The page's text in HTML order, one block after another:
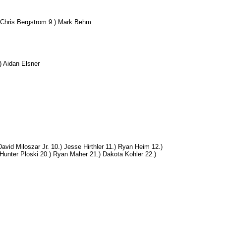
Bergstrom 9.) Mark Behm
Aidan Elsner
Miloszar Jr. 10.) Jesse Hirthler 11.) Ryan Heim 12.)
Ploski 20.) Ryan Maher 21.) Dakota Kohler 22.)